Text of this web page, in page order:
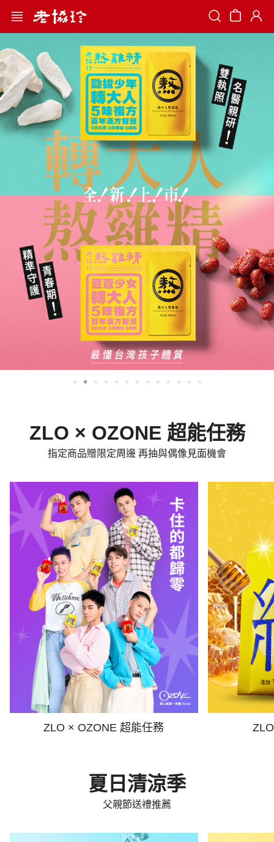
Search
ZLO × OZONE 超能任務
指定商品贈限定周邊 再抽與偶像見面機會
ZLO × OZONE 超能任務
夏日清涼季
父親節送禮推薦